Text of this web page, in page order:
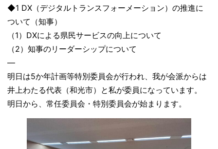
◆1 DX（デジタルトランスフォーメーション）の推進に
ついて（知事）
（1）DXによる県民サービスの向上について
（2）知事のリーダーシップについて
—
明日は5か年計画等特別委員会が行われ、我が会派からは
井上わたる代表（和光市）と私が委員になっています。
明日から、常任委員会・特別委員会が始まります。